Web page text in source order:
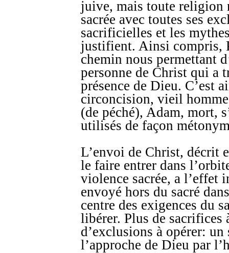
juive, mais toute religion
sacrée avec toutes ses
sacrificielles et les
justifient. Ainsi compris,
chemin nous permettant
personne de Christ qui a
présence de Dieu. C’est
circoncision, vieil
(de péché), Adam, mort,
utilisés de façon
L’envoi de Christ, décrit
le faire entrer dans
violence sacrée, a l’effet
envoyé hors du sacré
centre des exigences du
libérer. Plus de
d’exclusions à opérer:
l’approche de Dieu par